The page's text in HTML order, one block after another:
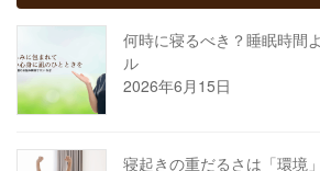
何時に寝るべき？睡眠時間
ル
2026年6月15日
寝起きの重だるさは「環境